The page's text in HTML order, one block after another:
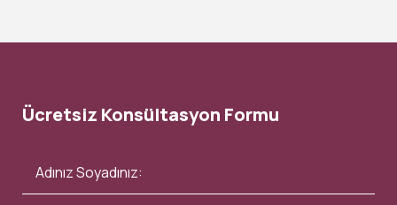
Ücretsiz Konsültasyon Formu